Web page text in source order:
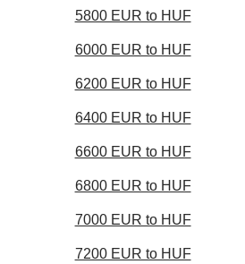
5800 EUR to HUF
6000 EUR to HUF
6200 EUR to HUF
6400 EUR to HUF
6600 EUR to HUF
6800 EUR to HUF
7000 EUR to HUF
7200 EUR to HUF